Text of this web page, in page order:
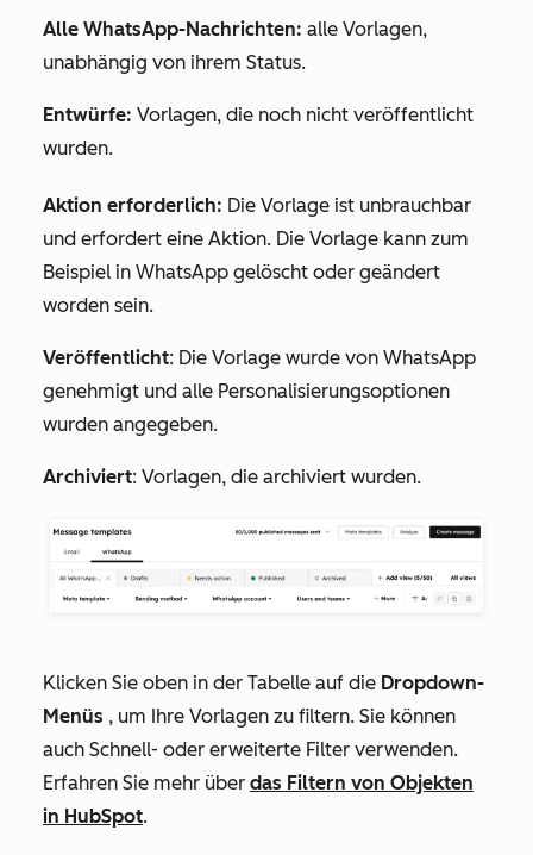
Alle WhatsApp-Nachrichten: alle Vorlagen,
unabhängig von ihrem Status.
Entwürfe: Vorlagen, die noch nicht veröffentlicht
wurden.
Aktion erforderlich: Die Vorlage ist unbrauchbar
und erfordert eine Aktion. Die Vorlage kann zum
Beispiel in WhatsApp gelöscht oder geändert
worden sein.
Veröffentlicht: Die Vorlage wurde von WhatsApp
genehmigt und alle Personalisierungsoptionen
wurden angegeben.
Archiviert: Vorlagen, die archiviert wurden.
Klicken Sie oben in der Tabelle auf die Dropdown-
Menüs , um Ihre Vorlagen zu filtern. Sie können
auch Schnell- oder erweiterte Filter verwenden.
Erfahren Sie mehr über das Filtern von Objekten
in HubSpot.